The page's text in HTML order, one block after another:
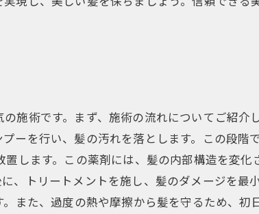
施術です。まず、施術の流れについてご紹介
ーを行い、髪の汚れを落とします。この段階
します。この薬剤には、髪の内部構造を変
、トリートメントを施し、髪のダメージを最
また、過度の熱や摩擦から髪を守るため、初